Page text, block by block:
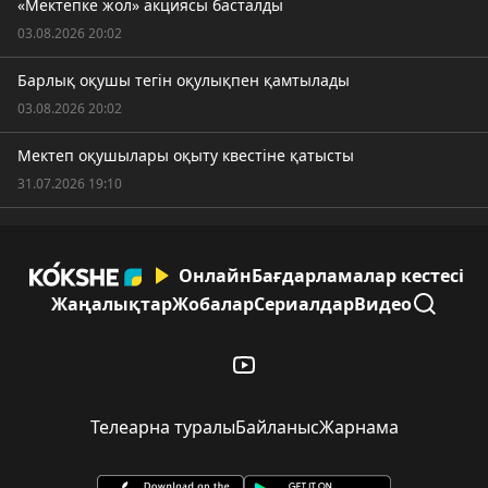
«Мектепке жол» акциясы басталды
03.08.2026 20:02
Барлық оқушы тегін оқулықпен қамтылады
03.08.2026 20:02
Мектеп оқушылары оқыту квестіне қатысты
31.07.2026 19:10
ОнлайнБағдарламалар кестесі
ЖаңалықтарЖобаларСериалдарВидео
Телеарна туралыБайланысЖарнама